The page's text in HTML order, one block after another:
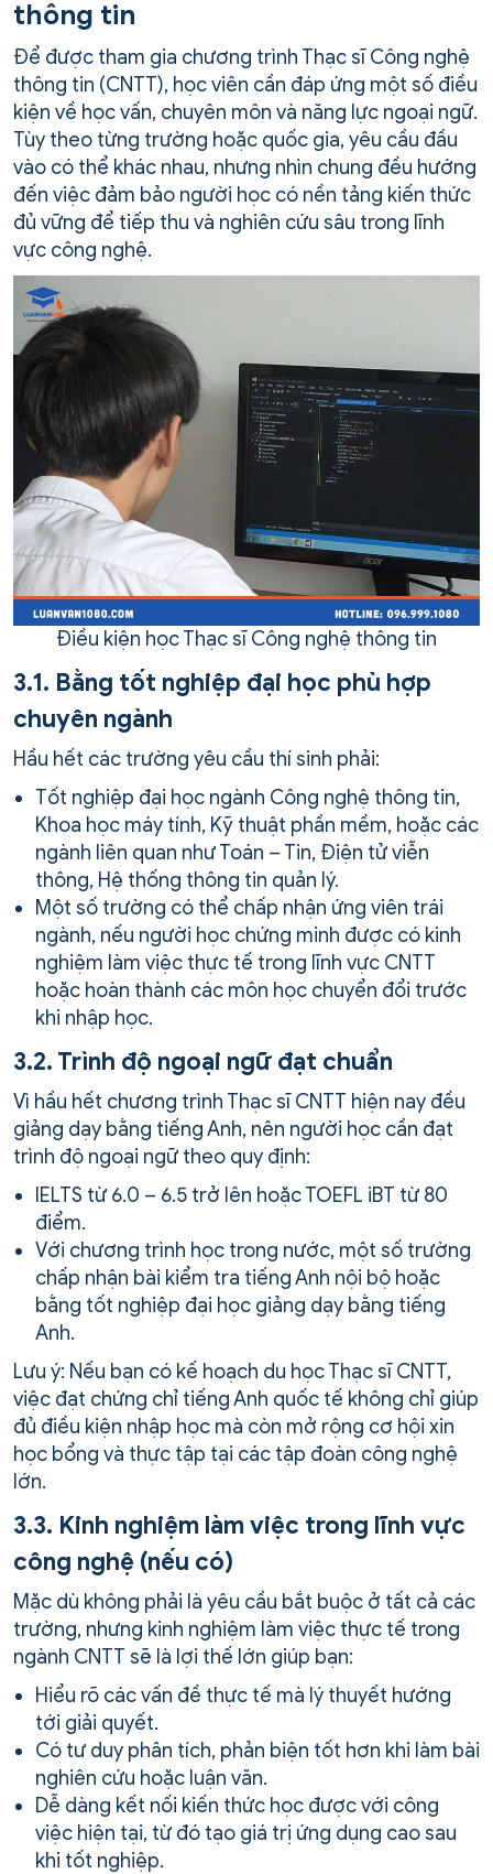
thông tin
Để được tham gia chương trình Thạc sĩ Công nghệ
thông tin (CNTT), học viên cần đáp ứng một số điều
kiện về học vấn, chuyên môn và năng lực ngoại ngữ.
Tùy theo từng trường hoặc quốc gia, yêu cầu đầu
vào có thể khác nhau, nhưng nhìn chung đều hướng
đến việc đảm bảo người học có nền tảng kiến thức
đủ vững để tiếp thu và nghiên cứu sâu trong lĩnh
vực công nghệ.
Điều kiện học Thạc sĩ Công nghệ thông tin
3.1. Bằng tốt nghiệp đại học phù hợp
chuyên ngành
Hầu hết các trường yêu cầu thí sinh phải:
Tốt nghiệp đại học ngành Công nghệ thông tin,
Khoa học máy tính, Kỹ thuật phần mềm, hoặc các
ngành liên quan như Toán – Tin, Điện tử viễn
thông, Hệ thống thông tin quản lý.
Một số trường có thể chấp nhận ứng viên trái
ngành, nếu người học chứng minh được có kinh
nghiệm làm việc thực tế trong lĩnh vực CNTT
hoặc hoàn thành các môn học chuyển đổi trước
khi nhập học.
3.2. Trình độ ngoại ngữ đạt chuẩn
Vì hầu hết chương trình Thạc sĩ CNTT hiện nay đều
giảng dạy bằng tiếng Anh, nên người học cần đạt
trình độ ngoại ngữ theo quy định:
IELTS từ 6.0 – 6.5 trở lên hoặc TOEFL iBT từ 80
điểm.
Với chương trình học trong nước, một số trường
chấp nhận bài kiểm tra tiếng Anh nội bộ hoặc
bằng tốt nghiệp đại học giảng dạy bằng tiếng
Anh.
Lưu ý: Nếu bạn có kế hoạch du học Thạc sĩ CNTT,
việc đạt chứng chỉ tiếng Anh quốc tế không chỉ giúp
đủ điều kiện nhập học mà còn mở rộng cơ hội xin
học bổng và thực tập tại các tập đoàn công nghệ
lớn.
3.3. Kinh nghiệm làm việc trong lĩnh vực
công nghệ (nếu có)
Mặc dù không phải là yêu cầu bắt buộc ở tất cả các
trường, nhưng kinh nghiệm làm việc thực tế trong
ngành CNTT sẽ là lợi thế lớn giúp bạn:
Hiểu rõ các vấn đề thực tế mà lý thuyết hướng
tới giải quyết.
Có tư duy phân tích, phản biện tốt hơn khi làm bài
nghiên cứu hoặc luận văn.
Dễ dàng kết nối kiến thức học được với công
việc hiện tại, từ đó tạo giá trị ứng dụng cao sau
khi tốt nghiệp.